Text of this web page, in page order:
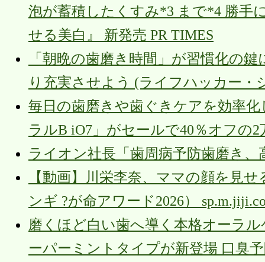
泡が蓄積したくすみ*3 まで*4 勝手
せる美白』 新発売 PR TIMES
「朝晩の歯磨き時間」が習慣化の
り充実させよう (ライフハッカー・
毎日の歯磨きや歯ぐきケアを効率
ラルB iO7」がセールで40％オフの2
ライオン社長「歯周病予防歯磨き
【動画】川栄李奈、ママの顔を見
ンギ ?が命アワード2026）
磨くほど白い歯へ導く本格オーラ
ーパーミントタイプが新登場 口臭